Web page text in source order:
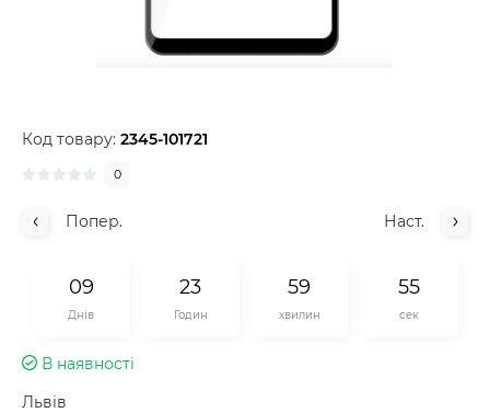
Код товару: 2345-101721
0
Попер. Наст.
09
Днів
23
Годин
59
хвилин
55
сек
В наявності
Львів